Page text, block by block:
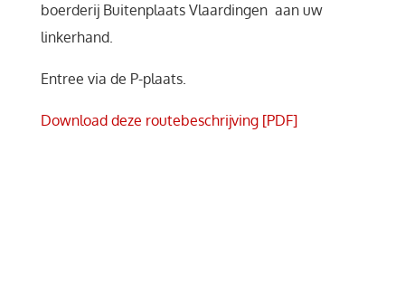
boerderij Buitenplaats Vlaardingen aan uw
linkerhand.
Entree via de P-plaats.
Download deze routebeschrijving [PDF]